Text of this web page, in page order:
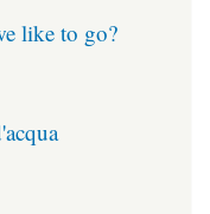
like to go?